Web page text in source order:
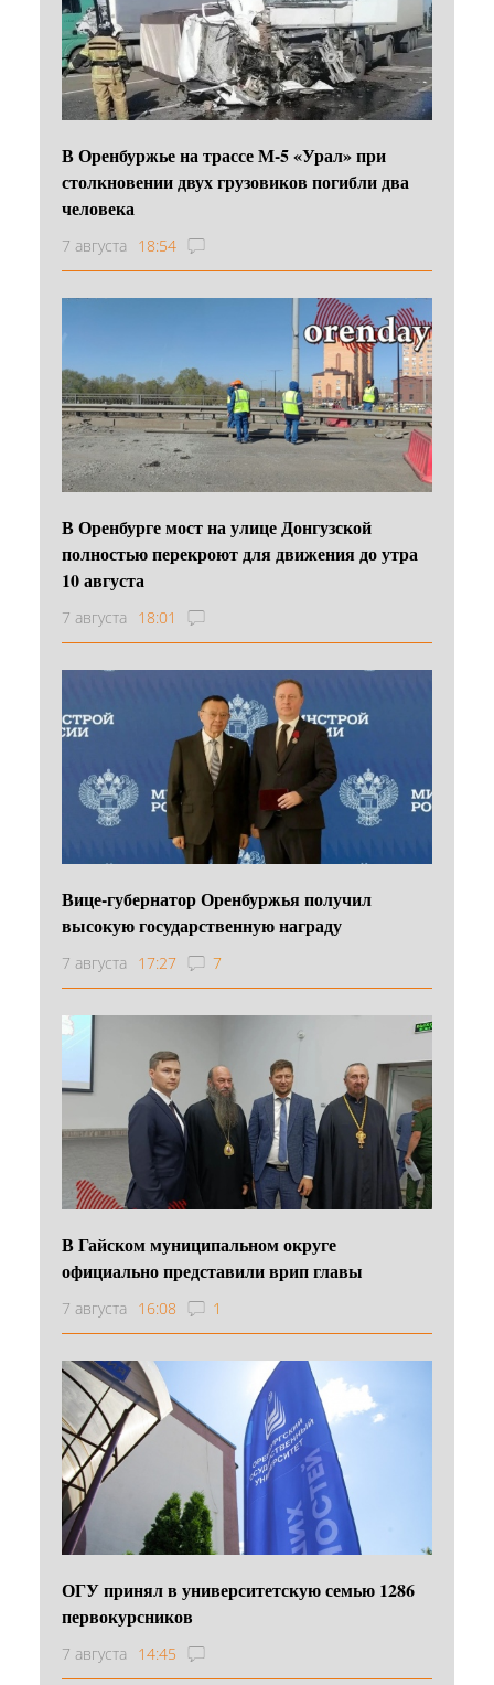
В Оренбуржье на трассе М-5 «Урал» при
столкновении двух грузовиков погибли два
человека
7 августа 18:54
В Оренбурге мост на улице Донгузской
полностью перекроют для движения до утра
10 августа
7 августа 18:01
Вице-губернатор Оренбуржья получил
высокую государственную награду
7 августа 17:27 7
В Гайском муниципальном округе
официально представили врип главы
7 августа 16:08 1
ОГУ принял в университетскую семью 1286
первокурсников
7 августа 14:45